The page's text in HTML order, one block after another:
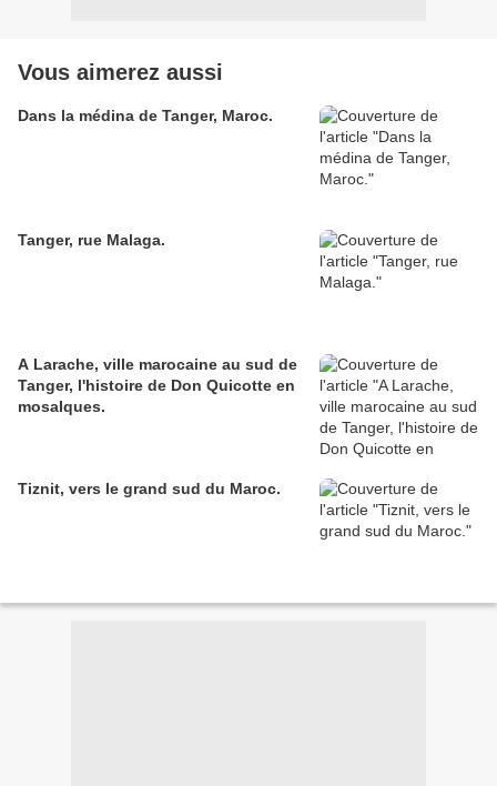
Vous aimerez aussi
Dans la médina de Tanger, Maroc.
Tanger, rue Malaga.
A Larache, ville marocaine au sud de
Tanger, l'histoire de Don Quicotte en
mosaIques.
Tiznit, vers le grand sud du Maroc.